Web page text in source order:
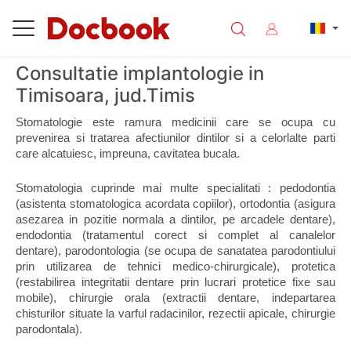
Consultatie implantologie in
Timisoara, jud.Timis
Stomatologie este ramura medicinii care se ocupa cu
prevenirea si tratarea afectiunilor dintilor si a celorlalte parti
care alcatuiesc, impreuna, cavitatea bucala.
Stomatologia cuprinde mai multe specialitati : pedodontia
(asistenta stomatologica acordata copiilor), ortodontia (asigura
asezarea in pozitie normala a dintilor, pe arcadele dentare),
endodontia (tratamentul corect si complet al canalelor
dentare), parodontologia (se ocupa de sanatatea parodontiului
prin utilizarea de tehnici medico-chirurgicale), protetica
(restabilirea integritatii dentare prin lucrari protetice fixe sau
mobile), chirurgie orala (extractii dentare, indepartarea
chisturilor situate la varful radacinilor, rezectii apicale, chirurgie
parodontala).